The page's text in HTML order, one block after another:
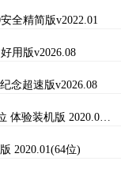
全精简版v2022.01
用版v2026.08
念超速版v2026.08
体验装机版 2020.0…
2020.01(64位)